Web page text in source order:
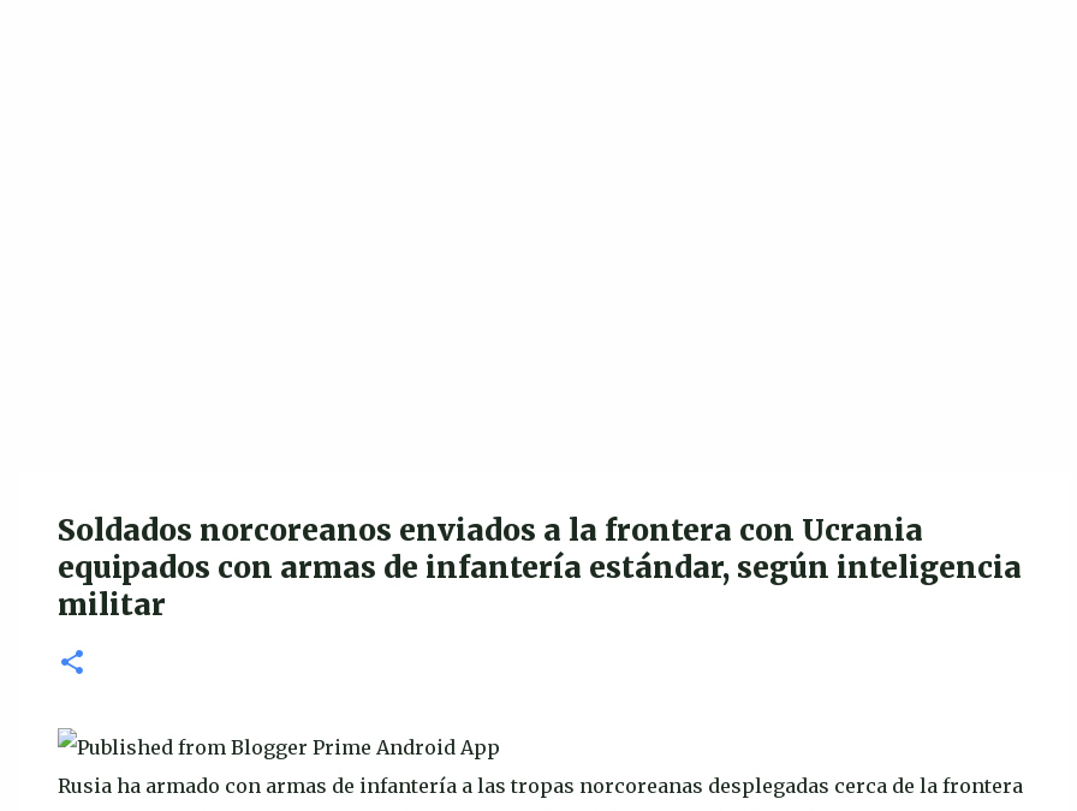
Soldados norcoreanos enviados a la frontera con Ucrania
equipados con armas de infantería estándar, según inteligencia
militar
Rusia ha armado con armas de infantería a las tropas norcoreanas desplegadas cerca de la frontera